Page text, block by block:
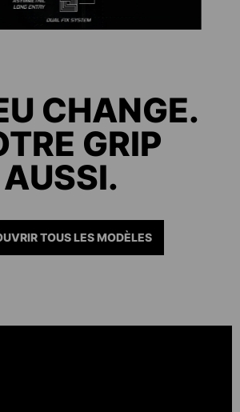
CHANGE.
GRIP
AUSSI.
TOUS LES MODÈLES